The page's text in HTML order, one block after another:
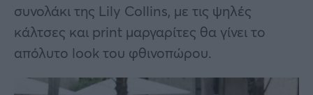
συνολάκι της Lily Collins, με τις ψηλές
κάλτσες και print μαργαρίτες θα γίνει το
απόλυτο look του φθινοπώρου.